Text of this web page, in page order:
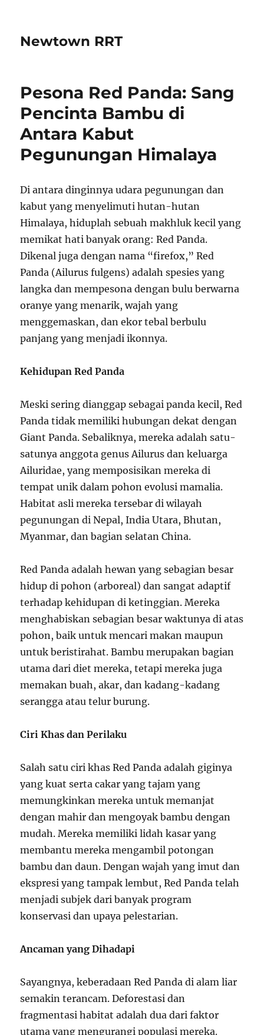
Newtown RRT
Pesona Red Panda: Sang
Pencinta Bambu di
Antara Kabut
Pegunungan Himalaya
Di antara dinginnya udara pegunungan dan
kabut yang menyelimuti hutan-hutan
Himalaya, hiduplah sebuah makhluk kecil yang
memikat hati banyak orang: Red Panda.
Dikenal juga dengan nama “firefox,” Red
Panda (Ailurus fulgens) adalah spesies yang
langka dan mempesona dengan bulu berwarna
oranye yang menarik, wajah yang
menggemaskan, dan ekor tebal berbulu
panjang yang menjadi ikonnya.
Kehidupan Red Panda
Meski sering dianggap sebagai panda kecil, Red
Panda tidak memiliki hubungan dekat dengan
Giant Panda. Sebaliknya, mereka adalah satu-
satunya anggota genus Ailurus dan keluarga
Ailuridae, yang memposisikan mereka di
tempat unik dalam pohon evolusi mamalia.
Habitat asli mereka tersebar di wilayah
pegunungan di Nepal, India Utara, Bhutan,
Myanmar, dan bagian selatan China.
Red Panda adalah hewan yang sebagian besar
hidup di pohon (arboreal) dan sangat adaptif
terhadap kehidupan di ketinggian. Mereka
menghabiskan sebagian besar waktunya di atas
pohon, baik untuk mencari makan maupun
untuk beristirahat. Bambu merupakan bagian
utama dari diet mereka, tetapi mereka juga
memakan buah, akar, dan kadang-kadang
serangga atau telur burung.
Ciri Khas dan Perilaku
Salah satu ciri khas Red Panda adalah giginya
yang kuat serta cakar yang tajam yang
memungkinkan mereka untuk memanjat
dengan mahir dan mengoyak bambu dengan
mudah. Mereka memiliki lidah kasar yang
membantu mereka mengambil potongan
bambu dan daun. Dengan wajah yang imut dan
ekspresi yang tampak lembut, Red Panda telah
menjadi subjek dari banyak program
konservasi dan upaya pelestarian.
Ancaman yang Dihadapi
Sayangnya, keberadaan Red Panda di alam liar
semakin terancam. Deforestasi dan
fragmentasi habitat adalah dua dari faktor
utama yang mengurangi populasi mereka.